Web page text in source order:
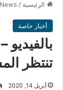
الرئيسية /
News
أخبار خاصة
تنتظر
أبريل 14, 2020